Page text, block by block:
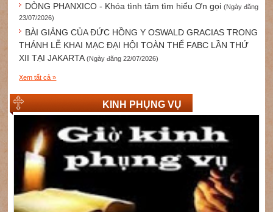
DÒNG PHANXICO - Khóa tình tâm tìm hiểu Ơn gọi(Ngày đăng
23/07/2026)
BÀI GIẢNG CỦA ĐỨC HỒNG Y OSWALD GRACIAS TRONG
THÁNH LỄ KHAI MẠC ĐẠI HỘI TOÀN THỂ FABC LẦN THỨ
XII TẠI JAKARTA(Ngày đăng 22/07/2026)
Xem tất cả »
KINH PHỤNG VỤ